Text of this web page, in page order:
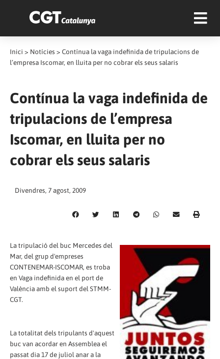
Inici > Notícies > Contínua la vaga indefinida de tripulacions de
l’empresa Iscomar, en lluita per no cobrar els seus salaris
Contínua la vaga indefinida de
tripulacions de l’empresa
Iscomar, en lluita per no
cobrar els seus salaris
Divendres, 7 agost, 2009
La tripulació del buc Mercedes del
Mar, del grup d'empreses
CONTENEMAR-ISCOMAR, es troba
en Vaga indefinida en el port de
València amb el suport del STMM-
CGT.
La totalitat dels tripulants d'aquest
buc van acordar en Assemblea el
passat dia 17 de juliol anar a la